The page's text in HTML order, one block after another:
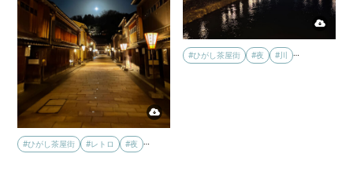
#ひがし茶屋街 #レトロ #夜 …
#ひがし茶屋街 #夜 #川 …